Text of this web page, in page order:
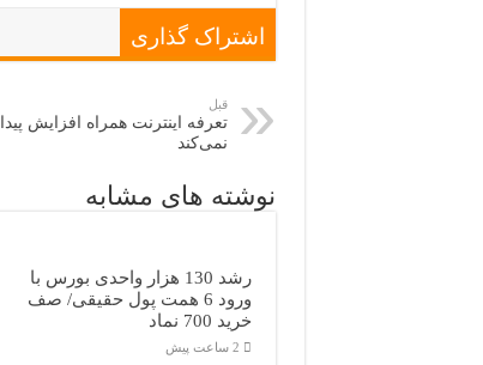
اشتراک گذاری
قبل
تعرفه اینترنت همراه افزایش پیدا
نمی‌کند
نوشته های مشابه
رشد 130 هزار واحدی بورس با
ورود 6 همت پول حقیقی/ صف
خرید 700 نماد
2 ساعت پیش